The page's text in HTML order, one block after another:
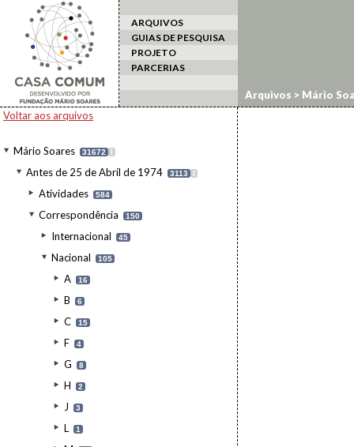
ARQUIVOS
GUIAS DE PESQUISA
PROJETO
PARCERIAS
Voltar aos arquivos
Mário Soares 31672 I
Antes de 25 de Abril de 1974 3113 I
Atividades 584
Correspondência 150
Internacional 45
Nacional 105
A 16
B 6
C 15
F 4
G 8
H 2
J 3
L 1
Arquivos > Mário